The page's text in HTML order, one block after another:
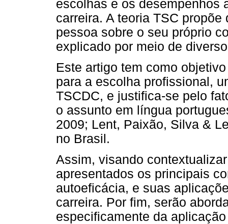
escolhas e os desempenhos
carreira. A teoria TSC
pessoa sobre o seu próprio
explicado por meio de
Este artigo tem como
para a escolha profissional,
TSCDC, e justifica-se pelo
o assunto em língua
2009; Lent, Paixão, Silva &
no Brasil.
Assim, visando
apresentados os principais
autoeficácia, e suas
carreira. Por fim, serão
especificamente da